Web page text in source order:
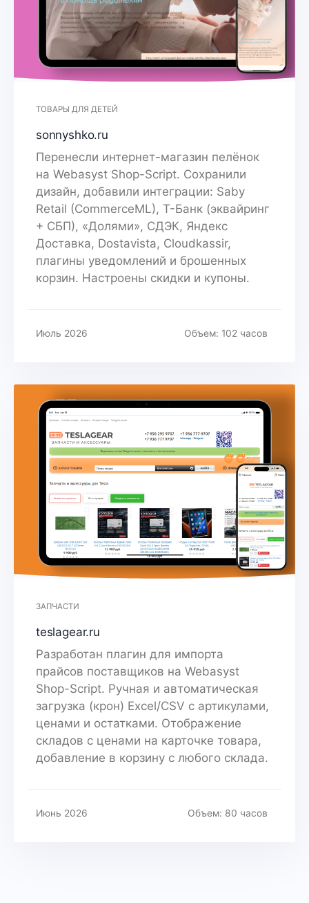
ТОВАРЫ ДЛЯ ДЕТЕЙ
sonnyshko.ru
Перенесли интернет-магазин пелёнок
на Webasyst Shop-Script. Сохранили
дизайн, добавили интеграции: Saby
Retail (CommerceML), Т-Банк (эквайринг
+ СБП), «Долями», СДЭК, Яндекс
Доставка, Dostavista, Cloudkassir,
плагины уведомлений и брошенных
корзин. Настроены скидки и купоны.
Июль 2026 Объем: 102 часов
ЗАПЧАСТИ
teslagear.ru
Разработан плагин для импорта
прайсов поставщиков на Webasyst
Shop-Script. Ручная и автоматическая
загрузка (крон) Excel/CSV с артикулами,
ценами и остатками. Отображение
складов с ценами на карточке товара,
добавление в корзину с любого склада.
Июнь 2026 Объем: 80 часов